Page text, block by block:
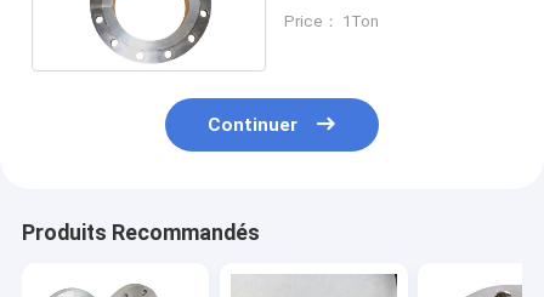
Price： 1Ton
Continuer
Produits Recommandés